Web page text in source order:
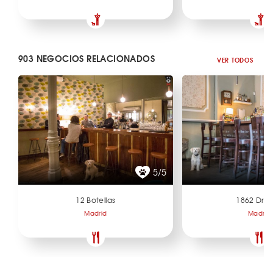
903 NEGOCIOS RELACIONADOS VER TODOS
5/5
12 Botellas
Madrid
1862 Dry
Madrid